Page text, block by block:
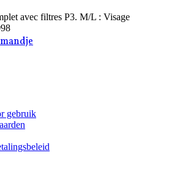
avec filtres P3. M/L : Visage
gebruik